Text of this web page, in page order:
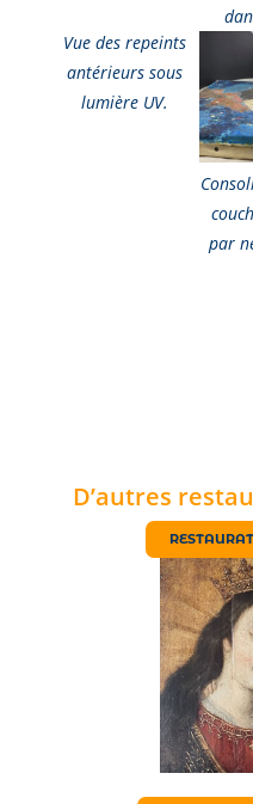
Vue des repeints
antérieurs sous
lumière UV.
par
D’autres